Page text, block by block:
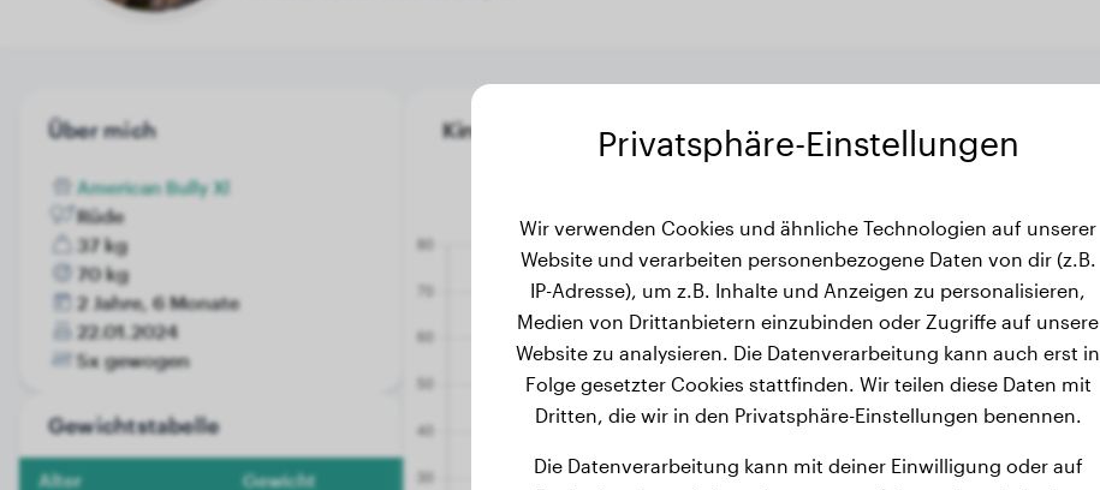
Über mich
American Bully Xl
Rüde
37 kg
70 kg
2 Jahre, 6 Monate
22.01.2024
5x gewogen
Gewichtstabelle
Alter Gewicht
King Bolle's GewichtsverlaufPrivatsphäre-Einstellungen
Wir verwenden Cookies und ähnliche Technologien auf unserer
Website und verarbeiten personenbezogene Daten von dir (z.B.
IP-Adresse), um z.B. Inhalte und Anzeigen zu personalisieren,
Medien von Drittanbietern einzubinden oder Zugriffe auf unsere
Website zu analysieren. Die Datenverarbeitung kann auch erst in
Folge gesetzter Cookies stattfinden. Wir teilen diese Daten mit
Dritten, die wir in den Privatsphäre-Einstellungen benennen.
Die Datenverarbeitung kann mit deiner Einwilligung oder auf